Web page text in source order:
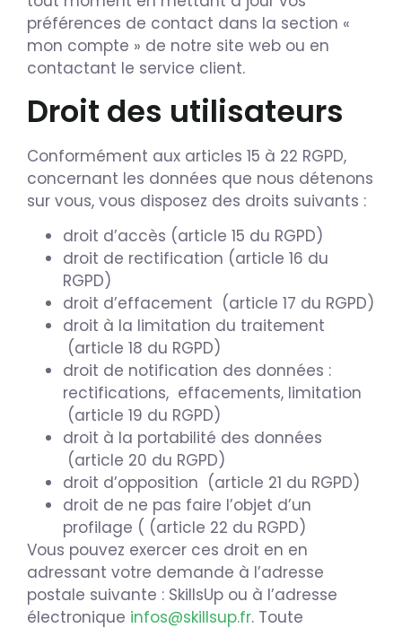
préférences de contact dans la section «
mon compte » de notre site web ou en
contactant le service client.
Droit des utilisateurs
Conformément aux articles 15 à 22 RGPD,
concernant les données que nous détenons
sur vous, vous disposez des droits suivants :
droit d’accès (article 15 du RGPD)
droit de rectification (article 16 du
RGPD)
droit d’effacement (article 17 du RGPD)
droit à la limitation du traitement
(article 18 du RGPD)
droit de notification des données :
rectifications, effacements, limitation
(article 19 du RGPD)
droit à la portabilité des données
(article 20 du RGPD)
droit d’opposition (article 21 du RGPD)
droit de ne pas faire l’objet d’un
profilage ( (article 22 du RGPD)
Vous pouvez exercer ces droit en en
adressant votre demande à l’adresse
postale suivante : SkillsUp ou à l’adresse
électronique infos@skillsup.fr. Toute